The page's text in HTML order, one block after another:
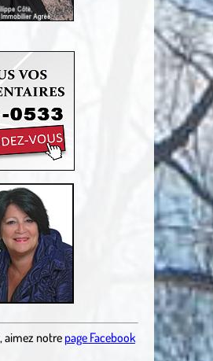
, aimez notre page Facebook